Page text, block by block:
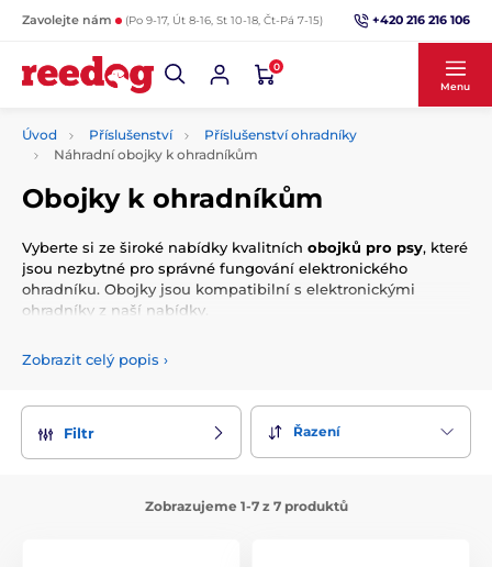
Zavolejte nám (Po 9-17, Út 8-16, St 10-18, Čt-Pá 7-15) +420 216 216 106
0
Menu
Úvod Příslušenství
Příslušenství ohradníky
Náhradní obojky k ohradníkům
Obojky k ohradníkům
Vyberte si ze široké nabídky kvalitních obojků pro psy, které
jsou nezbytné pro správné fungování elektronického
ohradníku. Obojky jsou kompatibilní s elektronickými
ohradníky z naší nabídky.
Zobrazit celý popis ›
Filtr Řazení
Zobrazujeme 1-7 z 7 produktů